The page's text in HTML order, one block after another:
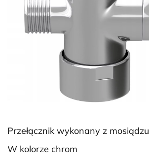
Przełącznik wykonany z mosiądzu
W kolorze chrom